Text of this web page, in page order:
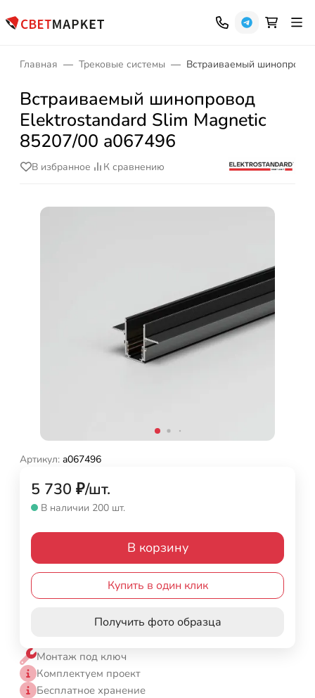
Главная Трековые системы Встраиваемый
Встраиваемый шинопровод
Elektrostandard Slim Magnetic
85207/00 a067496
В избранное К сравнению
Артикул: a067496
5 730 ₽/шт.
В наличии 200 шт.
В корзину
Купить в один клик
Получить фото образца
Монтаж под ключ
Комплектуем проект
Бесплатное хранение